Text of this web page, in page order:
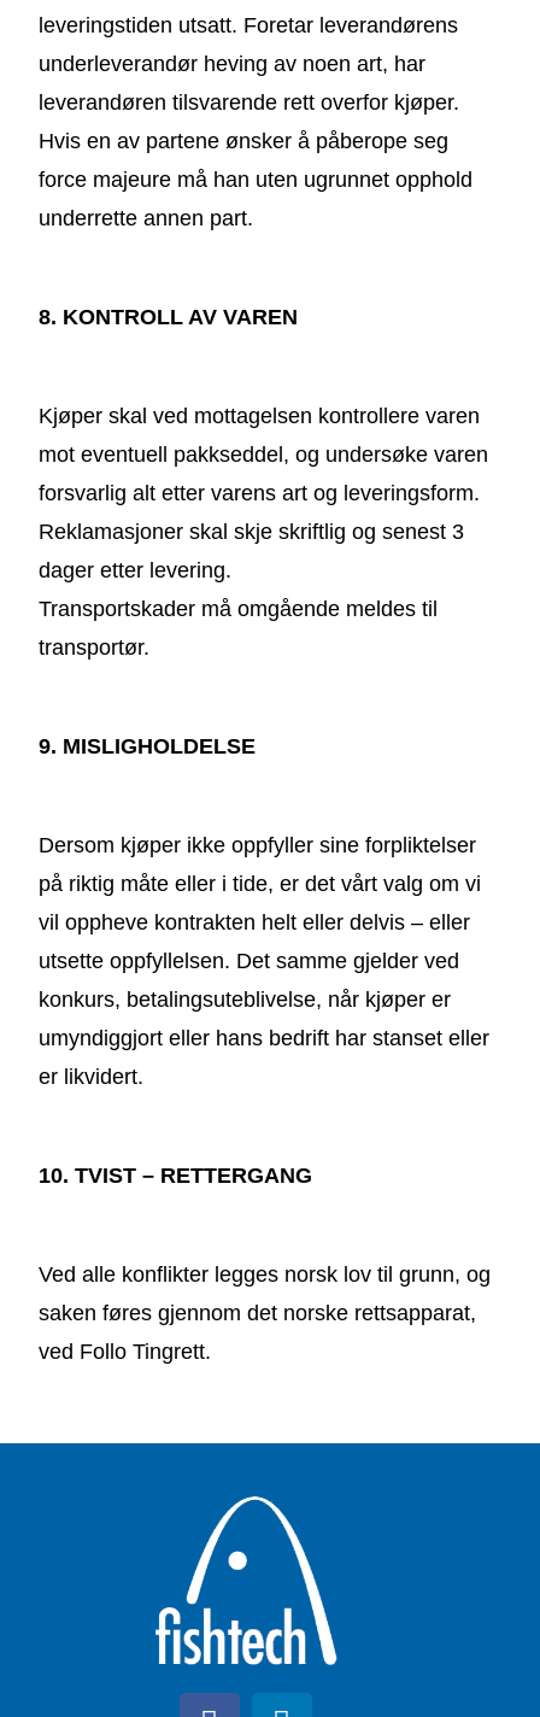
leveringstiden utsatt. Foretar leverandørens
underleverandør heving av noen art, har
leverandøren tilsvarende rett overfor kjøper.
Hvis en av partene ønsker å påberope seg
force majeure må han uten ugrunnet opphold
underrette annen part.
8. KONTROLL AV VAREN
Kjøper skal ved mottagelsen kontrollere varen
mot eventuell pakkseddel, og undersøke varen
forsvarlig alt etter varens art og leveringsform.
Reklamasjoner skal skje skriftlig og senest 3
dager etter levering.
Transportskader må omgående meldes til
transportør.
9. MISLIGHOLDELSE
Dersom kjøper ikke oppfyller sine forpliktelser
på riktig måte eller i tide, er det vårt valg om vi
vil oppheve kontrakten helt eller delvis – eller
utsette oppfyllelsen. Det samme gjelder ved
konkurs, betalingsuteblivelse, når kjøper er
umyndiggjort eller hans bedrift har stanset eller
er likvidert.
10. TVIST – RETTERGANG
Ved alle konflikter legges norsk lov til grunn, og
saken føres gjennom det norske rettsapparat,
ved Follo Tingrett.